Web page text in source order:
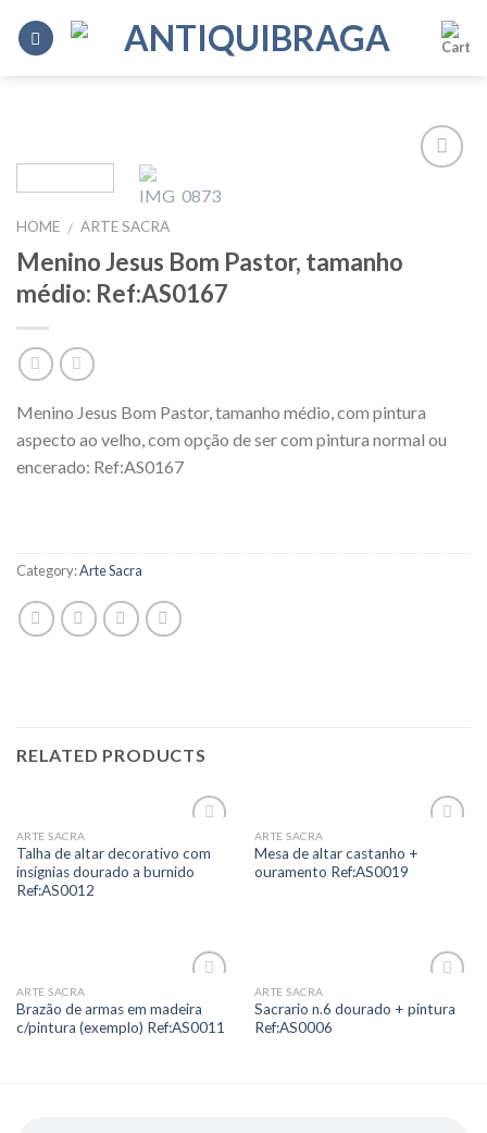
HOME / ARTE SACRA
Menino Jesus Bom Pastor, tamanho
médio: Ref:AS0167
Menino Jesus Bom Pastor, tamanho médio, com pintura
aspecto ao velho, com opção de ser com pintura normal ou
encerado: Ref:AS0167
Category:Arte Sacra
RELATED PRODUCTS
Wishlist
ARTE SACRA
Talha de altar decorativo com
insígnias dourado a burnido
Ref:AS0012
Wishlist
ARTE SACRA
Mesa de altar castanho +
ouramento Ref:AS0019
Add to
Wishlist
ARTE SACRA
Brazão de armas em madeira
c/pintura (exemplo) Ref:AS0011
Add to
Wishlist
ARTE SACRA
Sacrario n.6 dourado + pintura
Ref:AS0006